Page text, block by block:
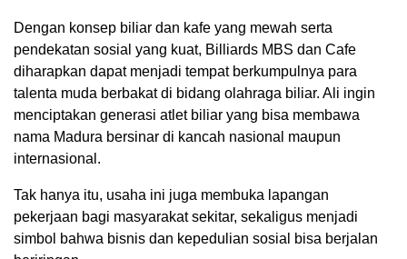
Dengan konsep biliar dan kafe yang mewah serta
pendekatan sosial yang kuat, Billiards MBS dan Cafe
diharapkan dapat menjadi tempat berkumpulnya para
talenta muda berbakat di bidang olahraga biliar. Ali ingin
menciptakan generasi atlet biliar yang bisa membawa
nama Madura bersinar di kancah nasional maupun
internasional.
Tak hanya itu, usaha ini juga membuka lapangan
pekerjaan bagi masyarakat sekitar, sekaligus menjadi
simbol bahwa bisnis dan kepedulian sosial bisa berjalan